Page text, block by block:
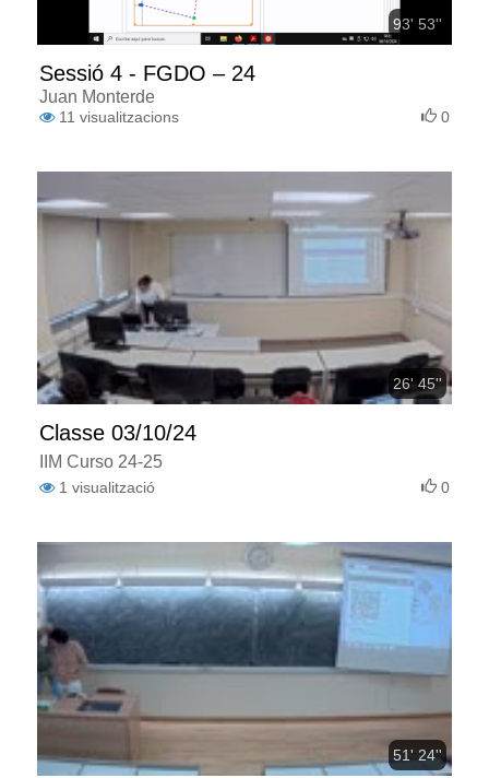
93' 53''
Sessió 4 - FGDO – 24
Juan Monterde
11 visualitzacions 0
26' 45''
Classe 03/10/24
IIM Curso 24-25
1 visualització 0
51' 24''